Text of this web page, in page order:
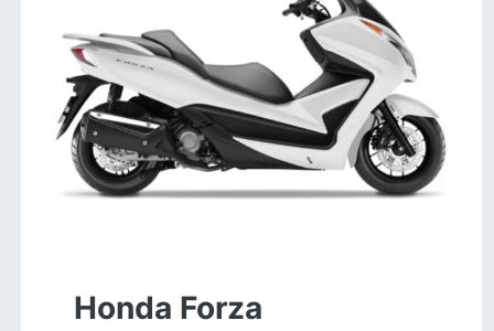
Honda Forza